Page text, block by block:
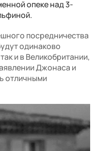
опеке над 3-
посредничества
одинаково
и в Великобритании,
Джонаса и
отличными